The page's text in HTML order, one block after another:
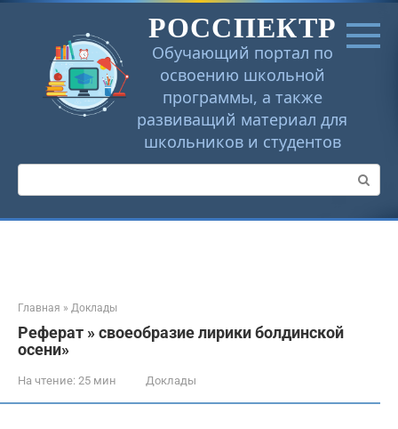
Перейти
РОССПЕКТР
Обучающий портал по
освоению школьной
программы, а также
развиващий материал для
школьников и студентов
Поиск:
Главная » Доклады
Реферат » своеобразие лирики болдинской
осени»
На чтение: 25 мин Доклады